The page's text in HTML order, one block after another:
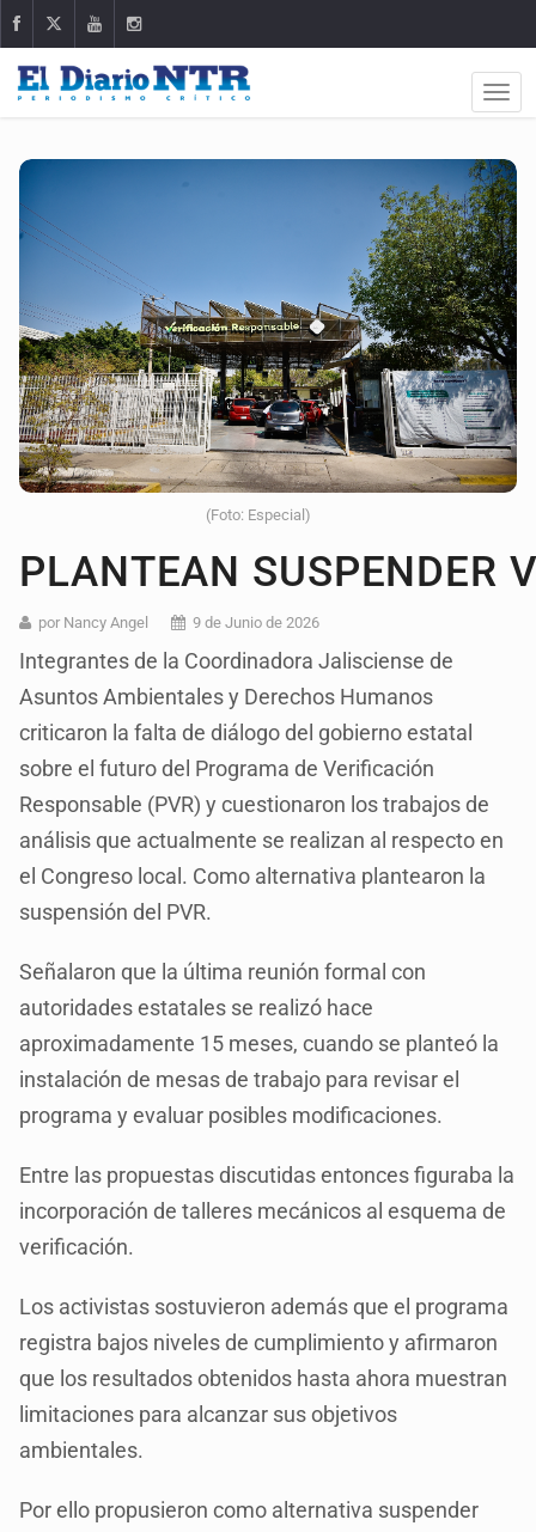
(Foto: Especial)
PLANTEAN SUSPENDER
por Nancy Angel 9 de Junio de 2026
Integrantes de la Coordinadora Jalisciense de
Asuntos Ambientales y Derechos Humanos
criticaron la falta de diálogo del gobierno estatal
sobre el futuro del Programa de Verificación
Responsable (PVR) y cuestionaron los trabajos de
análisis que actualmente se realizan al respecto en
el Congreso local. Como alternativa plantearon la
suspensión del PVR.
Señalaron que la última reunión formal con
autoridades estatales se realizó hace
aproximadamente 15 meses, cuando se planteó la
instalación de mesas de trabajo para revisar el
programa y evaluar posibles modificaciones.
Entre las propuestas discutidas entonces figuraba la
incorporación de talleres mecánicos al esquema de
verificación.
Los activistas sostuvieron además que el programa
registra bajos niveles de cumplimiento y afirmaron
que los resultados obtenidos hasta ahora muestran
limitaciones para alcanzar sus objetivos
ambientales.
Por ello propusieron como alternativa suspender